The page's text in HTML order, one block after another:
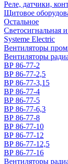
Реле, датчики,
Щитовое
Остальное
Светосигнальная
Systeme Electric
Вентиляторы
Вентиляторы
ВР 86-77-2
ВР 86-77-2,5
ВР 86-77-3,15
ВР 86-77-4
ВР 86-77-5
ВР 86-77-6,3
ВР 86-77-8
ВР 86-77-10
ВР 86-77-12
ВР 86-77-12,5
ВР 86-77-16
Вентиляторы